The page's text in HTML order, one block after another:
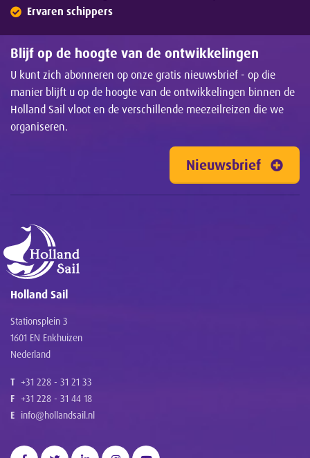
Ervaren schippers
Blijf op de hoogte van de ontwikkelingen
U kunt zich abonneren op onze gratis nieuwsbrief - op die
manier blijft u op de hoogte van de ontwikkelingen binnen de
Holland Sail vloot en de verschillende meezeilreizen die we
organiseren.
Nieuwsbrief
Holland Sail
Stationsplein 3
1601 EN Enkhuizen
Nederland
T +31 228 - 31 21 33
F +31 228 - 31 44 18
E info@hollandsail.nl